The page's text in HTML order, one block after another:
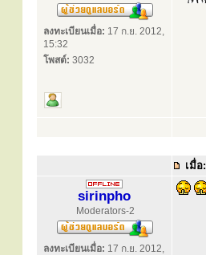
ลงทะเบียนเมื่อ: 17 ก.ย. 2012,
15:32
โพสต์: 3032
เมื่อ:
sirinpho
Moderators-2
ลงทะเบียนเมื่อ: 17 ก.ย. 2012,